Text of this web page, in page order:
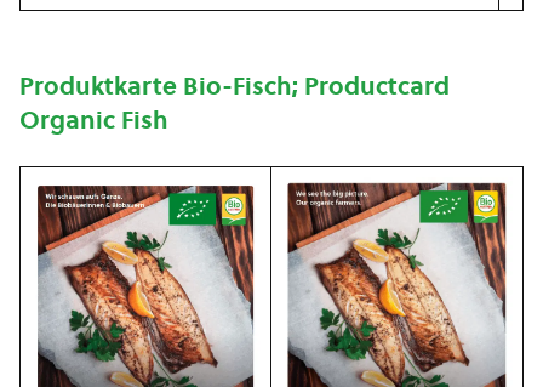
Produktkarte Bio-Fisch; Productcard
Organic Fish